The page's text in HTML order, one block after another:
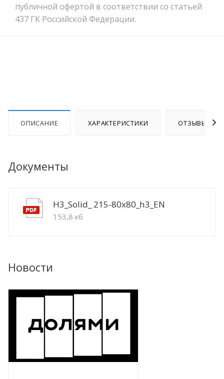
публичной офертой в соответствии со статьей
437 ГК Российской Федерации.
ОПИСАНИЕ ХАРАКТЕРИСТИКИ ОТЗЫВЫ
Документы
H3_Solid_ 215-80x80_h3_EN
153,8 кб
Новости